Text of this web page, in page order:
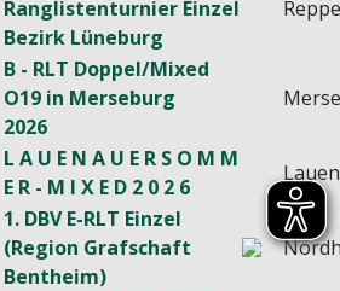
Ranglistenturnier Einzel
Bezirk Lüneburg
B - RLT Doppel/Mixed
O19 in Merseburg
2026
L A U E N A U E R S O M M
E R - M I X E D 2 0 2 6
1. DBV E-RLT Einzel
(Region Grafschaft
Bentheim)